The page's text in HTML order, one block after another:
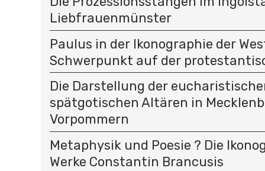
Liebfrauenmünster
Paulus in der Ikonographie der
Schwerpunkt auf der
Die Darstellung der
spätgotischen Altären in
Vorpommern
Metaphysik und Poesie ? Die
Werke Constantin Brancusis